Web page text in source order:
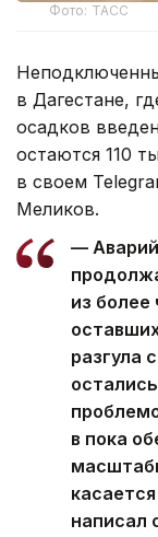
Фото: ТАСС
в Дагестане,
осадков
остаются 110
в своем
Меликов.
—
из более
разгула
в пока
написал